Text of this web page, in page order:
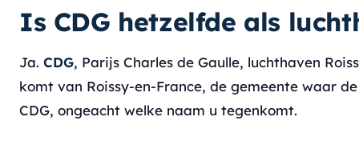
Is CDG hetzelfde als
Ja. CDG, Parijs Charles de Gaulle, luchthaven
komt van Roissy-en-France, de gemeente waar
CDG, ongeacht welke naam u tegenkomt.